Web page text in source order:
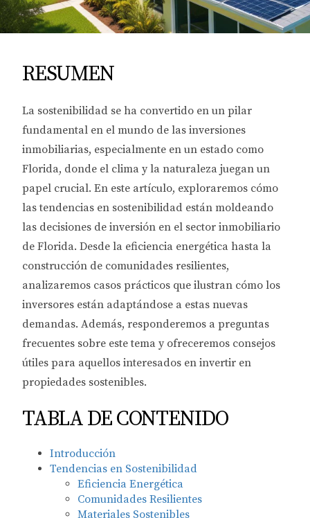
RESUMEN
La sostenibilidad se ha convertido en un pilar
fundamental en el mundo de las inversiones
inmobiliarias, especialmente en un estado como
Florida, donde el clima y la naturaleza juegan un
papel crucial. En este artículo, exploraremos cómo
las tendencias en sostenibilidad están moldeando
las decisiones de inversión en el sector inmobiliario
de Florida. Desde la eficiencia energética hasta la
construcción de comunidades resilientes,
analizaremos casos prácticos que ilustran cómo los
inversores están adaptándose a estas nuevas
demandas. Además, responderemos a preguntas
frecuentes sobre este tema y ofreceremos consejos
útiles para aquellos interesados en invertir en
propiedades sostenibles.
TABLA DE CONTENIDO
Introducción
Tendencias en Sostenibilidad
Eficiencia Energética
Comunidades Resilientes
Materiales Sostenibles